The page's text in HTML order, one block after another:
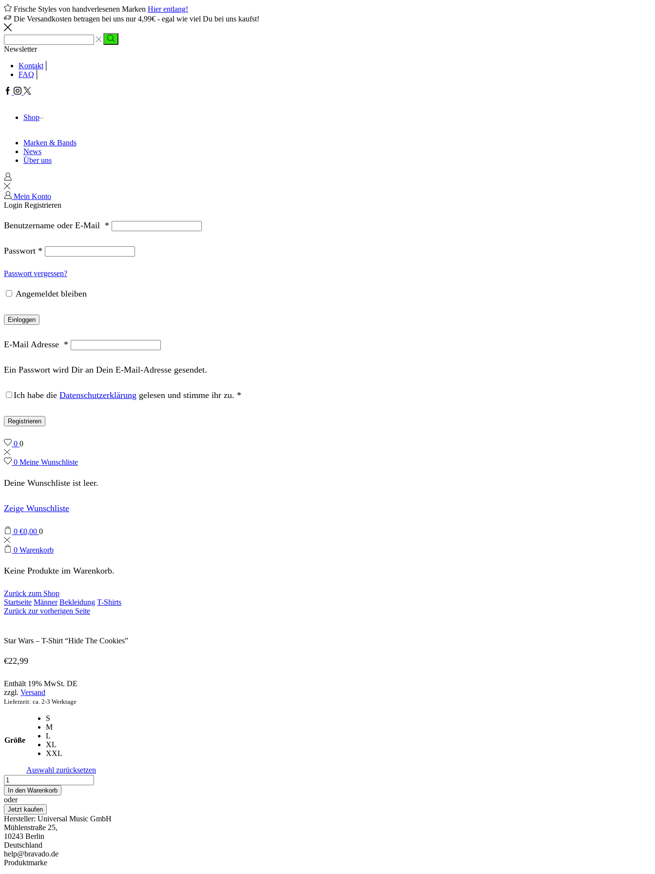
Frische Styles von handverlesenen Marken Hier entlang!
Die Versandkosten betragen bei uns nur 4,99€ - egal wie viel Du bei uns kaufst!
Sucheingabe
Suche
Newsletter
Kontakt
FAQ
Facebook
Instagram
Twitter
Shop
Marken & Bands
News
Über uns
Mein Konto
Login Registrieren
Benutzername oder E-Mail *
Passwort *
Passwort vergessen?
Angemeldet bleiben
Einloggen
E-Mail Adresse *
Ein Passwort wird Dir an Dein E-Mail-Adresse gesendet.
Ich habe die Datenschutzerklärung gelesen und stimme ihr zu. *
Registrieren
0 0
0 Meine Wunschliste
Deine Wunschliste ist leer.
Zeige Wunschliste
0 €0,00 0
0 Warenkorb
Keine Produkte im Warenkorb.
Zurück zum Shop
Startseite Männer Bekleidung T-Shirts
Zurück zur vorherigen Seite
Star Wars – T-Shirt “Hide The Cookies”
€22,99
Enthält 19% MwSt. DE
zzgl. Versand
Lieferzeit: ca. 2-3 Werktage
Größe
S
M
L
XL
XXL
Auswahl zurücksetzen
Star
Wars
–
T-
Shirt
“Hide
The
Cookies”
Menge
In den Warenkorb
oder
Jetzt kaufen
Hersteller: Universal Music GmbH
Mühlenstraße 25,
10243 Berlin
Deutschland
help@bravado.de
Produktmarke